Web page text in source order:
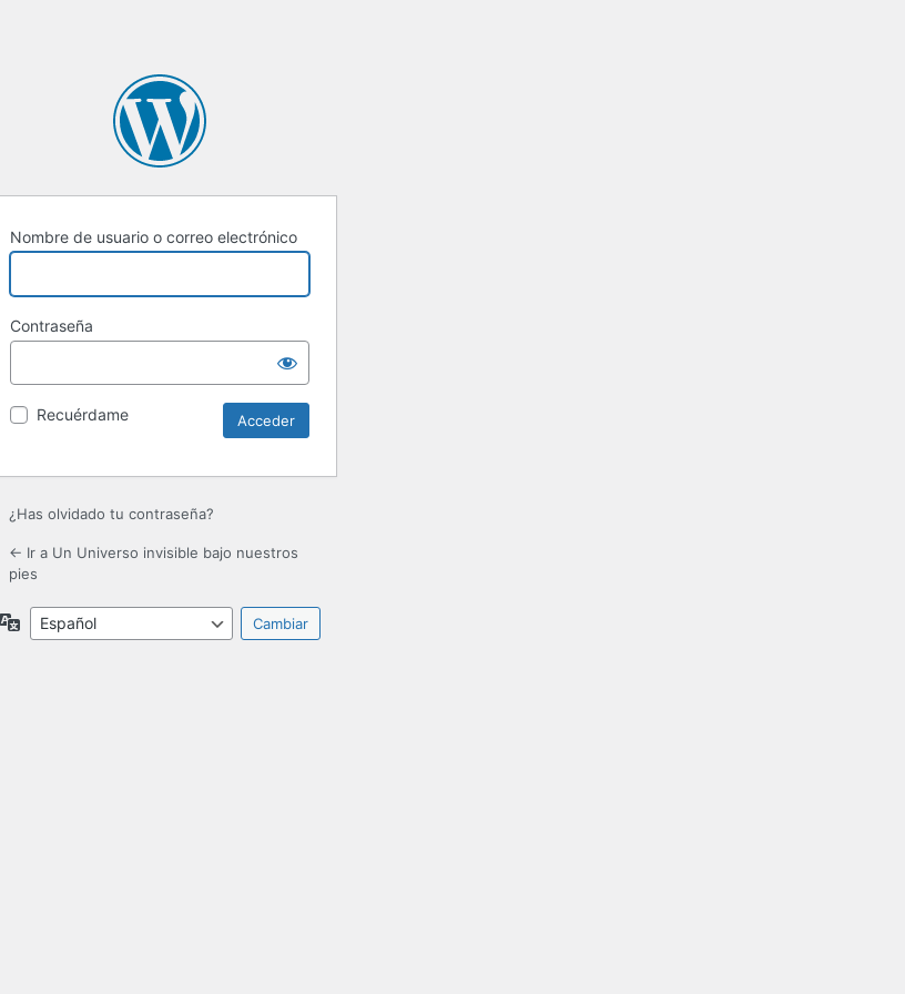
Nombre de usuario o correo electrónico
Contraseña
Recuérdame
¿Has olvidado tu contraseña?
← Ir a Un Universo invisible bajo nuestros
pies
Idioma